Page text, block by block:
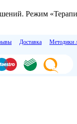
Режим
Доставка Методики